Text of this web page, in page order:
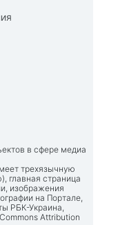
в сфере медиа
трехязычную
главная страница
изображения
на Портале,
РБК-Украина,
Attribution